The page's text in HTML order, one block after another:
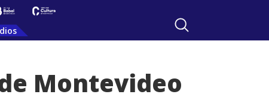
Montevideo